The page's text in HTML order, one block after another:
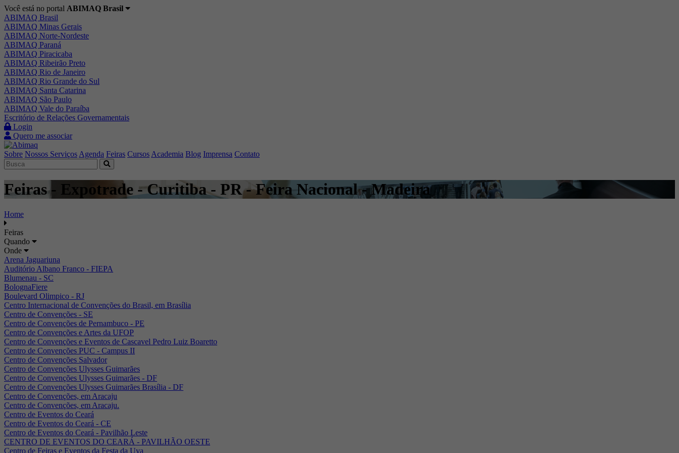
Você está no portal ABIMAQ Brasil
ABIMAQ Brasil
ABIMAQ Minas Gerais
ABIMAQ Norte-Nordeste
ABIMAQ Paraná
ABIMAQ Piracicaba
ABIMAQ Ribeirão Preto
ABIMAQ Rio de Janeiro
ABIMAQ Rio Grande do Sul
ABIMAQ Santa Catarina
ABIMAQ São Paulo
ABIMAQ Vale do Paraíba
Escritório de Relações Governamentais
Login
Quero me associar
Sobre Nossos Serviços Agenda Feiras Cursos Academia Blog Imprensa Contato
Feiras - Expotrade - Curitiba - PR - Feira Nacional - Madeira
Home
Feiras
Quando
Onde
Arena Jaguariuna
Auditório Albano Franco - FIEPA
Blumenau - SC
BolognaFiere
Boulevard Olimpico - RJ
Centro Internacional de Convenções do Brasil, em Brasília
Centro de Convenções - SE
Centro de Convenções de Pernambuco - PE
Centro de Convenções e Artes da UFOP
Centro de Convenções e Eventos de Cascavel Pedro Luiz Boaretto
Centro de Convenções PUC - Campus II
Centro de Convenções Salvador
Centro de Convenções Ulysses Guimarães
Centro de Convenções Ulysses Guimarães - DF
Centro de Convenções Ulysses Guimarães Brasília - DF
Centro de Convenções, em Aracaju
Centro de Convenções, em Aracaju.
Centro de Eventos do Ceará
Centro de Eventos do Ceará - CE
Centro de Eventos do Ceará - Pavilhão Leste
CENTRO DE EVENTOS DO CEARÁ - PAVILHÃO OESTE
Centro de Feiras e Eventos da Festa da Uva